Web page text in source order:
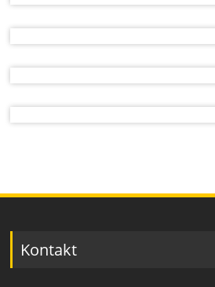
Kontakt